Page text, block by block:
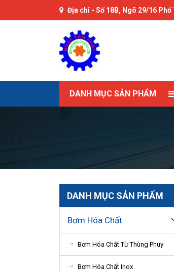
Địa chỉ - Số 18B, Ngõ 29/16
DANH MỤC SẢN PHẨM
DANH MỤC SẢN PHẨM
Bơm Hóa Chất
Bơm Hóa Chất Từ Thùng Phuy
Bơm Hóa Chất Inox